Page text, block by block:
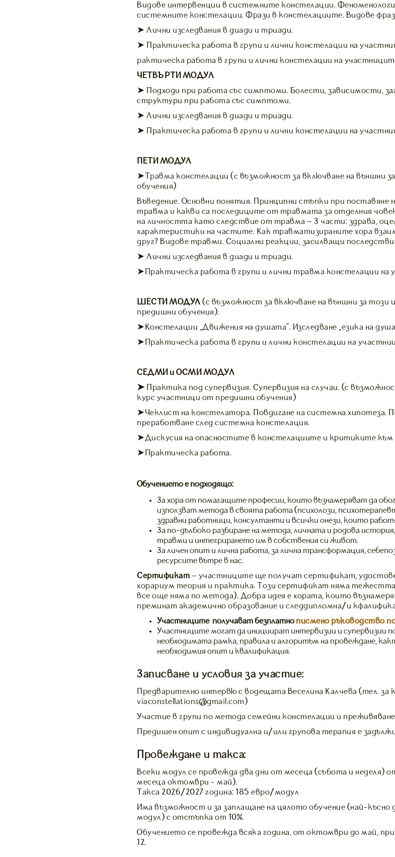
Видове интервенции в системните констелации.
системните констелации. Фрази в констелациите. Видове
➤ Лични изследвания в диади и триади.
➤ Практическа работа в групи и лични констелации на
рактическа работа в групи и лични констелации на
ЧЕТВЪРТИ МОДУЛ
➤ Подходи при работа със симптоми. Болести, зависимости,
структури при работа със симптоми.
➤ Лични изследвания в диади и триади.
➤ Практическа работа в групи и лични констелации на
ПЕТИ МОДУЛ
➤Травма констелации (с възможност за включване на външни
обучения)
Въведение. Основни понятия. Принципни стъпки при поставяне
травма и какви са последиците от травмата за отделния
на личността като следствие от травма – 3 части: здрава,
характеристики на частите. Как травматизираните хора
друг? Видове травми. Социални реакции, засилващи
➤ Лични изследвания в диади и триади.
➤Практическа работа в групи и лични травма констелации на
ШЕСТИ МОДУЛ (с възможност за включване на външни за този
предишни обучения).
➤Констелации „Движения на душата”. Изследване „езика на
➤Практическа работа в групи и лични констелации на
СЕДМИ и ОСМИ МОДУЛ
➤
Практика под супервизия. Супервизия на случаи. (с
курс участници от предишни обучения)
➤Чеклист на констелатора. Повдигане на системна хипотеза.
преработване след системна констелация.
➤Дискусия на опасностите в констелациите и критиките
➤Практическа работа.
Обучението е подходящо:
За хора от помагащите професии, които възнамеряват да
използват метода в своята работа (психолози,
здравни работници, консултанти и всички онези, които
За по-дълбоко разбиране на метода, личната и родова
травми и интегрирането им в собствения си живот.
За личен опит и лична работа, за лична трансформация,
ресурсите вътре в нас.
Сертификат – участниците ще получат сертификат,
хорариум теория и практика. Tози сертификат няма
все още няма по метода). Добра идея е хората, които
преминат академично образование и следдипломна/и
Участниците получават безплатнописмено ръководство
Участниците могат да инициират интервизии и супервизии
необходимата рамка, правила и алгоритъм на провеждане,
необходимия опит и квалификация.
Записване и условия за участие:
Предварително интервю с водещата Веселина Калчева (тел.
viaconstellations@gmail.com)
Участие в групи по метода семейни констелации и
Предишен опит с индивидуална и/или групова терапия е
Провеждане и такса:
Всеки модул се провежда два дни от месеца (събота и неделя)
месеца октомври - май).
Такса 2026/2027 година: 185 евро/модул
Има възможност и за заплащане на цялото обучение (най-късно
модул) с отстъпка от 10%.
Обучението се провежда всяка година, от октомври до май,
12.